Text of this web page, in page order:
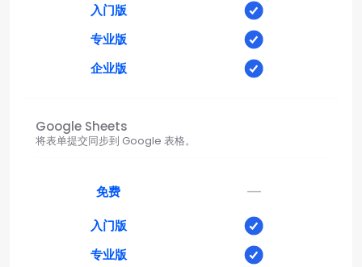
入门版
专业版
企业版
Google Sheets
将表单提交同步到 Google 表格。
免费 —
入门版
专业版